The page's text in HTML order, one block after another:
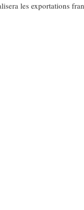
les exportations